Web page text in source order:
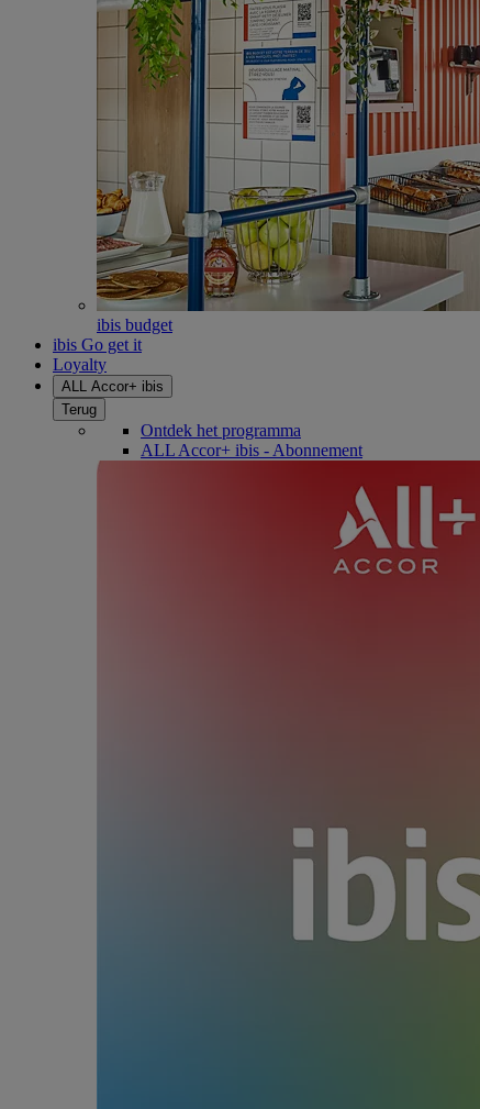
ibis budget
ibis Go get it
Loyalty
ALL Accor+ ibis
Terug
Ontdek het programma
ALL Accor+ ibis - Abonnement